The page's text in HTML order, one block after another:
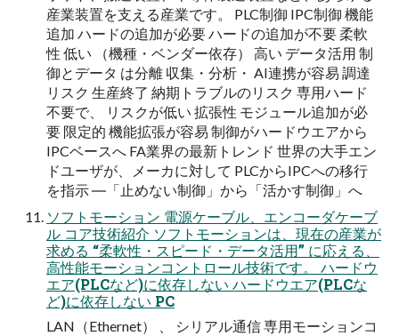
産業装置を支える産業です。 PLC制御 IPC制御 機能
追加 ハードの追加が必要 ハードの追加が不要 柔軟
性 低い （機種・ベンダー依存） 高い データ活用 制
御とデータ は分離 収集・分析・ AI連携が容易 調達
リスク 生産終了 納期トラブルのリスク 専用ハード
不要で、 リスクが低い 拡張性 モジュール追加が必
要 限定的 機能拡張が容易 制御がハードウエアから
IPCベースへ FA業界の最新トレンド 世界の大手エン
ドユーザが、メーカに対して PLCからIPCへの移行
を指示 ―「止めない制御」から「活かす制御」へ
ソフトモーション 電源ケーブル、エンコーダケーブ
ル コア技術紹介 ソフトモーションは、現在の産業が
求める “柔軟性・スピード・データ活用” に応える、
高性能モーションコントロール技術です。 ハードウ
エア(PLCなど)に依存しない ハードウエア(PLCな
ど)に依存しない PC
LAN（Ethernet） 、 シリアル通信 専用モーションコ